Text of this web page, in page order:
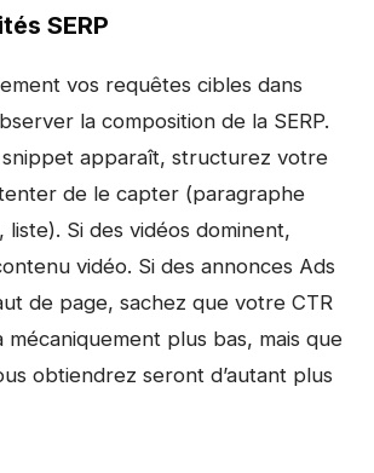
SERP
vos requêtes cibles dans
la composition de la SERP.
apparaît, structurez votre
de le capter (paragraphe
Si des vidéos dominent,
vidéo. Si des annonces Ads
de page, sachez que votre CTR
mécaniquement plus bas, mais que
obtiendrez seront d’autant plus